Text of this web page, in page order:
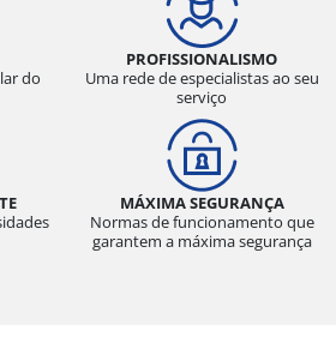
do
PROFISSIONALISMO
Uma rede de especialistas ao seu
serviço
MÁXIMA SEGURANÇA
Normas de funcionamento que
garantem a máxima segurança